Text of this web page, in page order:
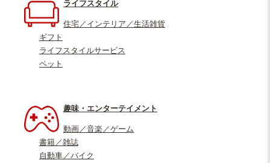
ライフスタイル
住宅／インテリア／生活雑貨
ギフト
ライフスタイルサービス
ペット
趣味・エンターテイメント
動画／音楽／ゲーム
書籍／雑誌
自動車／バイク